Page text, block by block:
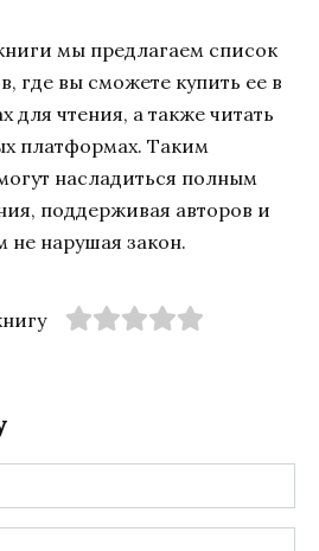
мы предлагаем список
где вы сможете купить ее в
для чтения, а также читать
платформах. Таким
насладиться полным
поддерживая авторов и
не нарушая закон.